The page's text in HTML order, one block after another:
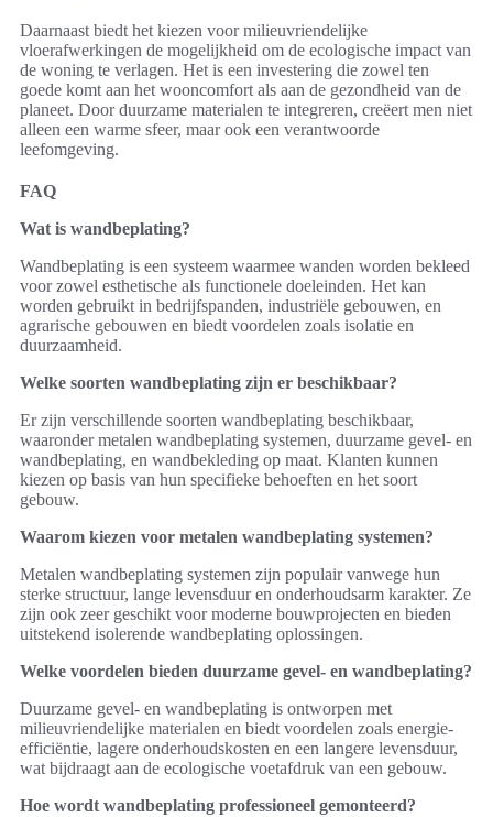
Daarnaast biedt het kiezen voor milieuvriendelijke
vloerafwerkingen de mogelijkheid om de ecologische impact van
de woning te verlagen. Het is een investering die zowel ten
goede komt aan het wooncomfort als aan de gezondheid van de
planeet. Door duurzame materialen te integreren, creëert men niet
alleen een warme sfeer, maar ook een verantwoorde
leefomgeving.
FAQ
Wat is wandbeplating?
Wandbeplating is een systeem waarmee wanden worden bekleed
voor zowel esthetische als functionele doeleinden. Het kan
worden gebruikt in bedrijfspanden, industriële gebouwen, en
agrarische gebouwen en biedt voordelen zoals isolatie en
duurzaamheid.
Welke soorten wandbeplating zijn er beschikbaar?
Er zijn verschillende soorten wandbeplating beschikbaar,
waaronder metalen wandbeplating systemen, duurzame gevel- en
wandbeplating, en wandbekleding op maat. Klanten kunnen
kiezen op basis van hun specifieke behoeften en het soort
gebouw.
Waarom kiezen voor metalen wandbeplating systemen?
Metalen wandbeplating systemen zijn populair vanwege hun
sterke structuur, lange levensduur en onderhoudsarm karakter. Ze
zijn ook zeer geschikt voor moderne bouwprojecten en bieden
uitstekend isolerende wandbeplating oplossingen.
Welke voordelen bieden duurzame gevel- en wandbeplating?
Duurzame gevel- en wandbeplating is ontworpen met
milieuvriendelijke materialen en biedt voordelen zoals energie-
efficiëntie, lagere onderhoudskosten en een langere levensduur,
wat bijdraagt aan de ecologische voetafdruk van een gebouw.
Hoe wordt wandbeplating professioneel gemonteerd?